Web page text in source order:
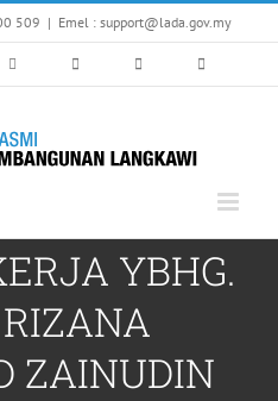
509 | Emel : support@lada.gov.my
YBHG.
RIZANA
ZAINUDIN